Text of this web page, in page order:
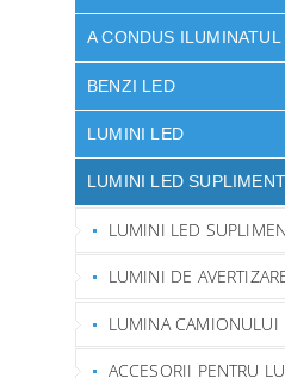
A CONDUS ILUMINATUL
BENZI LED
LUMINI LED
LUMINI LED
LUMINI LED
LUMINI DE
LUMINA CAMIONULUI
ACCESORII PENTRU